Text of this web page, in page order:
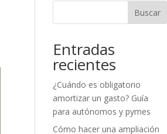
Buscar
Entradas
recientes
¿Cuándo es obligatorio
amortizar un gasto? Guía
para autónomos y pymes
Cómo hacer una ampliación